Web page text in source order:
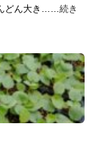
どん大き……続き